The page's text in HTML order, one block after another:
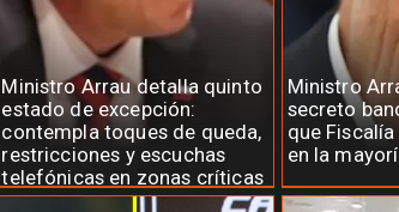
Ministro Arrau detalla quinto
estado de excepción:
contempla toques de queda,
restricciones y escuchas
telefónicas en zonas críticas
Ministro
secreto
que
en la